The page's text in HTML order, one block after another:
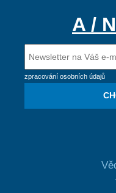
A /
zpracování osobních údajů